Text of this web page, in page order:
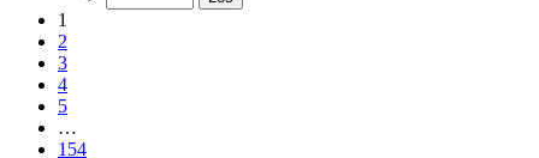
1
2
3
4
5
…
154